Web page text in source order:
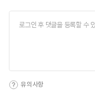
유의사항